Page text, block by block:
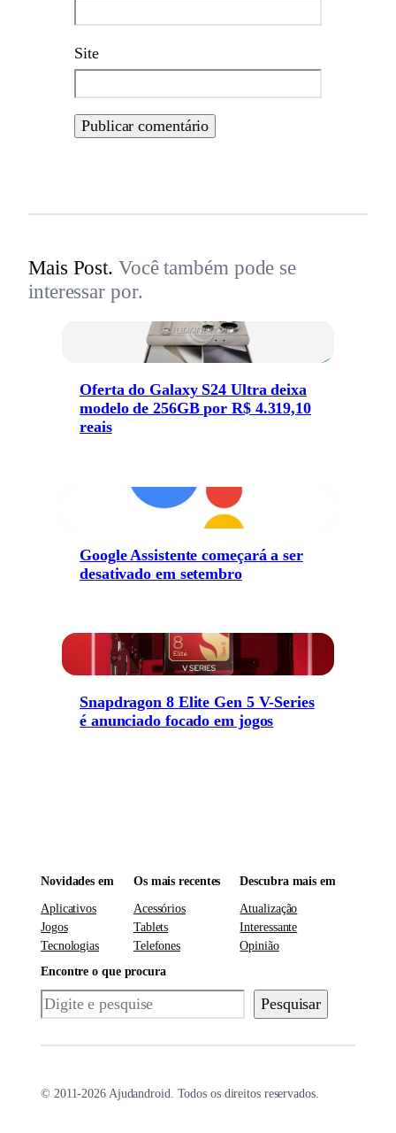
Site
Mais Post. Você também pode se
interessar por.
Oferta do Galaxy S24 Ultra deixa
modelo de 256GB por R$ 4.319,10
reais
Google Assistente começará a ser
desativado em setembro
Snapdragon 8 Elite Gen 5 V-Series
é anunciado focado em jogos
Novidades em
Aplicativos
Jogos
Tecnologias
Os mais recentes
Acessórios
Tablets
Telefones
Descubra mais em
Atualização
Interessante
Opinião
Encontre o que procura
Pesquisar Pesquisar
© 2011-2026 Ajudandroid. Todos os direitos reservados.